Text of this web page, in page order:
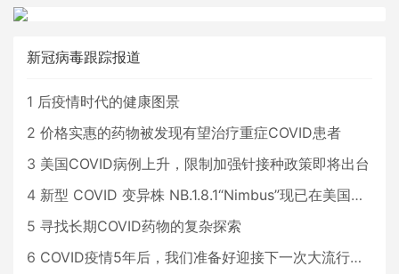
新冠病毒跟踪报道
1 后疫情时代的健康图景
2 价格实惠的药物被发现有望治疗重症COVID患者
3 美国COVID病例上升，限制加强针接种政策即将出台
4 新型 COVID 变异株 NB.1.8.1“Nimbus”现已在美国占据主导地位
5 寻找长期COVID药物的复杂探索
6 COVID疫情5年后，我们准备好迎接下一次大流行了吗？